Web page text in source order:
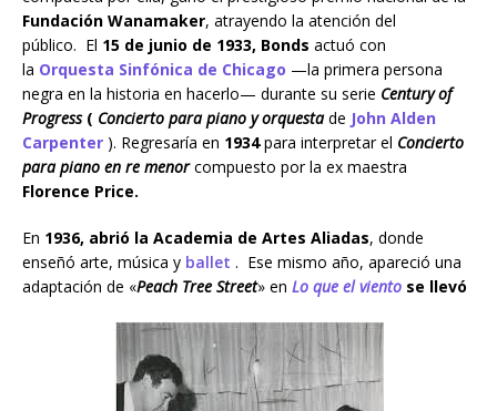
Fundación Wanamaker, atrayendo la atención del
público. El 15 de junio de 1933, Bonds actuó con
la Orquesta Sinfónica de Chicago —la primera persona
negra en la historia en hacerlo— durante su serie Century of
Progress( Concierto para piano y orquesta de John Alden
Carpenter ). Regresaría en 1934para interpretar el Concierto
para piano en re menorcompuesto por la ex maestra
Florence Price.
En 1936, abrió la Academia de Artes Aliadas, donde
enseñó arte, música y ballet . Ese mismo año, apareció una
adaptación de «Peach Tree Street» en Lo que el viento se llevó